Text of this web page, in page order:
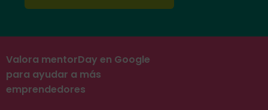
Valora mentorDay en Google
para ayudar a más
emprendedores